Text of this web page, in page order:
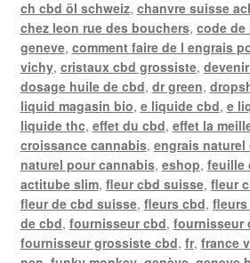
ch cbd öl schweiz, chanvre suisse
chez leon rue des bouchers, code de
geneve, comment faire de l engrais
vichy, cristaux cbd grossiste,
dosage huile de cbd, dr green,
liquid magasin bio, e liquide cbd, e
liquide thc, effet du cbd, effet la
croissance cannabis, engrais naturel
naturel pour cannabis, eshop, feuille
actitube slim, fleur cbd suisse, fleur
fleur de cbd suisse, fleurs cbd,
de cbd, fournisseur cbd, fournisseur
fournisseur grossiste cbd, fr, france